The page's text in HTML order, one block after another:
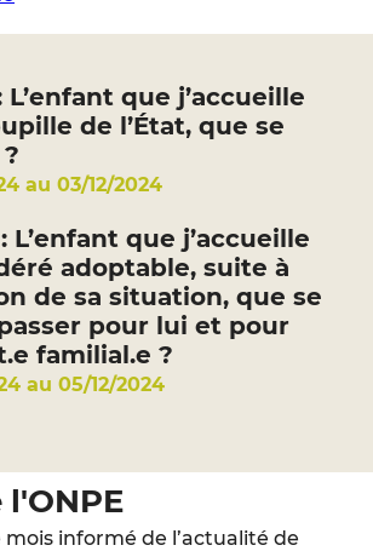
L’enfant que j’accueille
de l’État, que se
au 03/12/2024
L’enfant que j’accueille
adoptable, suite à
de sa situation, que se
pour lui et pour
familial.e ?
au 05/12/2024
mois informé de l’actualité de